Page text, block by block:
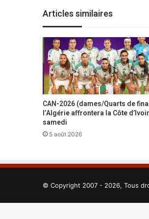
l
a
c
r
o
s
a
n
c
e
p
o
Articles similaires
CAN-2026 (dames/Quarts de
l’Algérie affrontera la Côte
samedi
5 août 2026
© Copyright 2007 - 2026, Tous